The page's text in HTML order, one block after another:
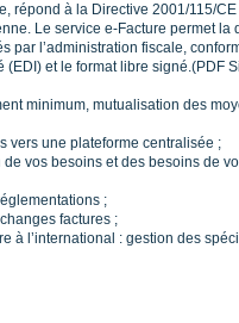
répond à la Directive 2001/115/
Le service e-Facture permet la
par l’administration fiscale,
(EDI) et le format libre signé.(PDF
minimum, mutualisation des
vers une plateforme centralisée ;
vos besoins et des besoins de
;
factures ;
à l’international : gestion des